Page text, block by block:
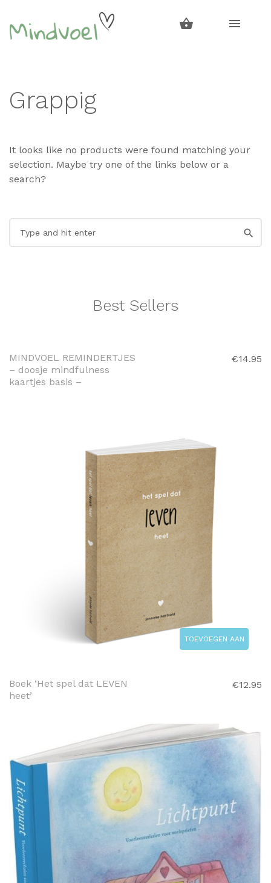
navigation
content
Grappig
It looks like no products were found matching your
selection. Maybe try one of the links below or a
search?
for:
Best Sellers
MINDVOEL REMINDERTJES
– doosje mindfulness
kaartjes basis –
€14.95
TOEVOEGEN AAN
Boek ‘Het spel dat LEVEN
heet’
€12.95